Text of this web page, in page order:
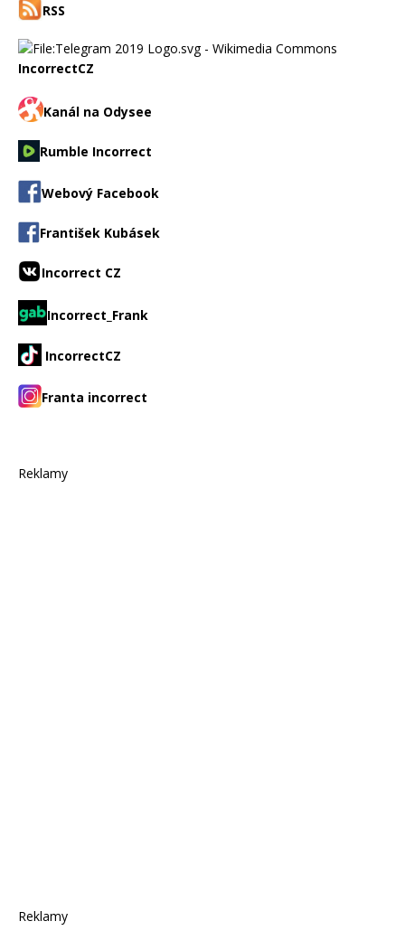
RSS
IncorrectCZ
Kanál na Odysee
Rumble Incorrect
Webový Facebook
František Kubásek
Incorrect CZ
Incorrect_Frank
IncorrectCZ
Franta incorrect
Reklamy
Reklamy